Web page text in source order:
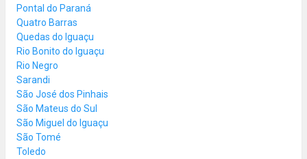
Pontal do Paraná
Quatro Barras
Quedas do Iguaçu
Rio Bonito do Iguaçu
Rio Negro
Sarandi
São José dos Pinhais
São Mateus do Sul
São Miguel do Iguaçu
São Tomé
Toledo